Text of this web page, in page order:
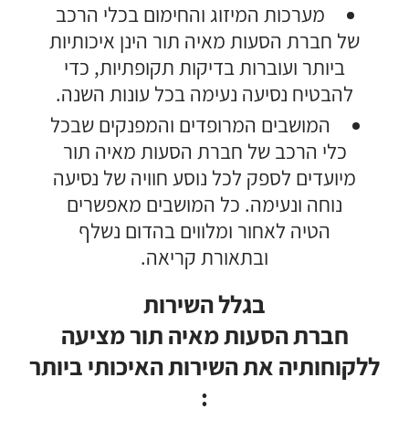
מערכות המיזוג והחימום בכלי הרכב
של חברת הסעות מאיה תור הינן איכותיות
ביותר ועוברות בדיקות תקופתיות, כדי
להבטיח נסיעה נעימה בכל עונות השנה.
המושבים המרופדים והמפנקים שבכל
כלי הרכב של חברת הסעות מאיה תור
מיועדים לספק לכל נוסע חוויה של נסיעה
נוחה ונעימה. כל המושבים מאפשרים
הטיה לאחור ומלווים בהדום נשלף
ובתאורת קריאה.
בגלל השירות
חברת הסעות מאיה תור מציעה
ללקוחותיה את השירות האיכותי ביותר
: